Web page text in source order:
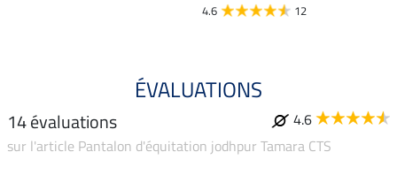
4.6 12
ÉVALUATIONS
14 évaluations
4.6
sur l'article Pantalon d'équitation jodhpur Tamara CTS